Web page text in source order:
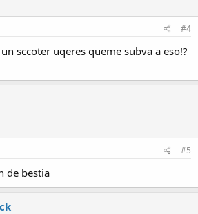
#4
sccoter uqeres queme subva a eso!?
#5
de bestia